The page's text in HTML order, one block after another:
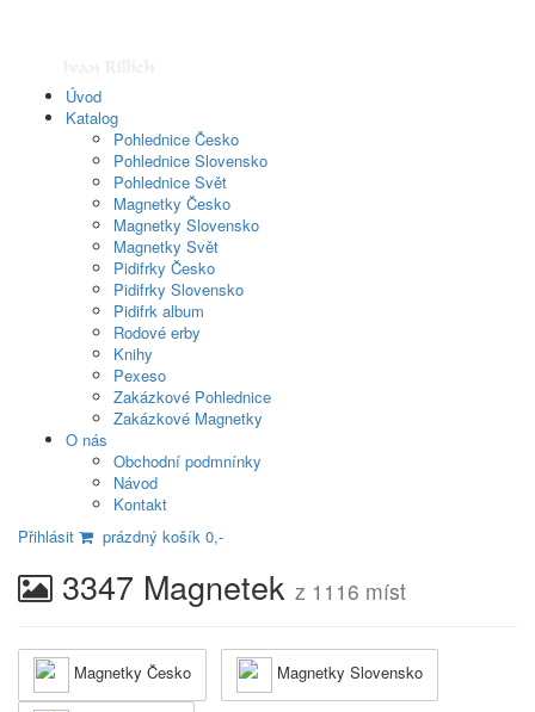
Úvod
Katalog
Pohlednice Česko
Pohlednice Slovensko
Pohlednice Svět
Magnetky Česko
Magnetky Slovensko
Magnetky Svět
Pidifrky Česko
Pidifrky Slovensko
Pidifrk album
Rodové erby
Knihy
Pexeso
Zakázkové Pohlednice
Zakázkové Magnetky
O nás
Obchodní podmnínky
Návod
Kontakt
Přihlásit
prázdný košík 0,-
3347 Magnetek z 1116 míst
Magnetky Česko Magnetky Slovensko